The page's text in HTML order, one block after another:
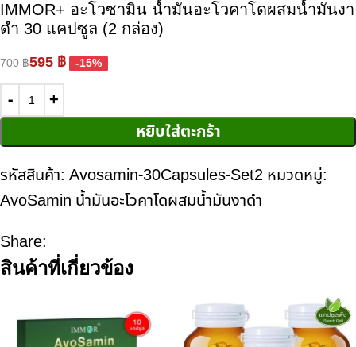
IMMOR+ อะโวซามิน น้ำมันอะโวคาโดผสมน้ำมันงา
ดำ 30 แคปซูล (2 กล่อง)
700฿595 ฿ -15%
หยิบใส่ตะกร้า
รหัสสินค้า: Avosamin-30Capsules-Set2 หมวดหมู่:
AvoSamin น้ำมันอะโวคาโดผสมน้ำมันงาดำ
Share:
สินค้าที่เกี่ยวข้อง